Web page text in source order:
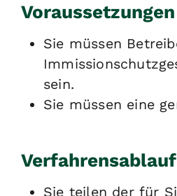
Voraussetzungen
Sie müssen
sein.
Sie müssen eine
Verfahrensablauf
Sie teilen der für